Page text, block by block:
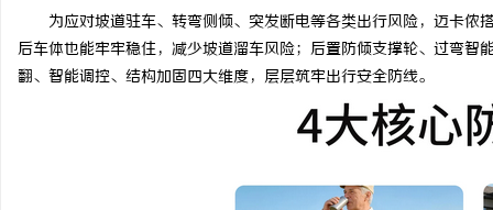
为应对坡道驻车、转弯侧倾、突发断电等各类出行风险，迈卡
后车体也能牢牢稳住，减少坡道溜车风险；后置防倾支撑轮、过弯
翻、智能调控、结构加固四大维度，层层筑牢出行安全防线。